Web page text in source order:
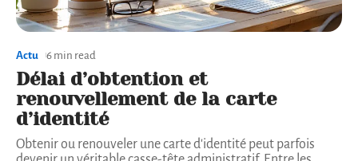
Actu 6 min read
Délai d’obtention et
renouvellement de la carte
d’identité
Obtenir ou renouveler une carte d'identité peut parfois